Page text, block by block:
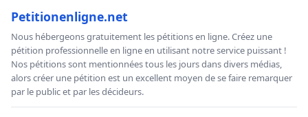
Petitionenligne.net
Nous hébergeons gratuitement les pétitions en ligne. Créez une
pétition professionnelle en ligne en utilisant notre service puissant !
Nos pétitions sont mentionnées tous les jours dans divers médias,
alors créer une pétition est un excellent moyen de se faire remarquer
par le public et par les décideurs.